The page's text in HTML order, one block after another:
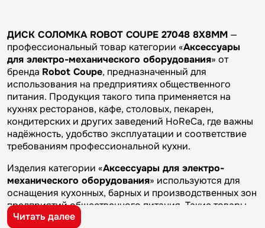
ДИСК СОЛОМКА ROBOT COUPE 27048 8Х8ММ —
профессиональный товар категории «Аксессуары
для электро-механического оборудования» от
бренда Robot Coupe, предназначенный для
использования на предприятиях общественного
питания. Продукция такого типа применяется на
кухнях ресторанов, кафе, столовых, пекарен,
кондитерских и других заведений HoReCa, где важны
надёжность, удобство эксплуатации и соответствие
требованиям профессиональной кухни.
Изделия категории «Аксессуары для электро-
механического оборудования» используются для
оснащения кухонных, барных и производственных зон
предприятий общественного питания. Такие товары
применяются на профессиональных кухнях
Читать далее